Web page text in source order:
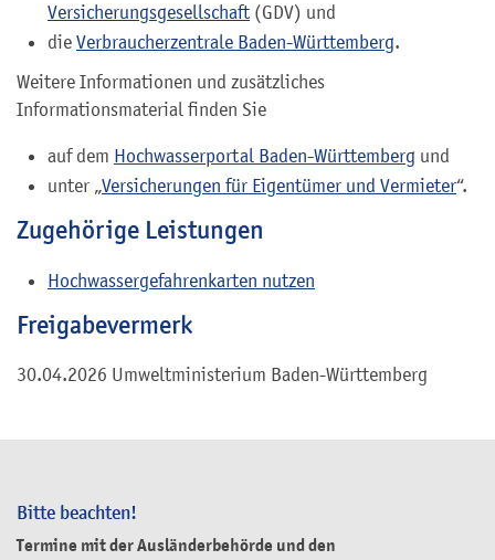
Bitte beachten!
Termine mit der Ausländerbehörde und den
Versicherungsgesellschaft (GDV) und
die Verbraucherzentrale Baden-Württemberg.
Weitere Informationen und zusätzliches
Informationsmaterial finden Sie
auf dem Hochwasserportal Baden-Württemberg und
unter „Versicherungen für Eigentümer und Vermieter“.
Zugehörige Leistungen
Hochwassergefahrenkarten nutzen
Freigabevermerk
30.04.2026 Umweltministerium Baden-Württemberg